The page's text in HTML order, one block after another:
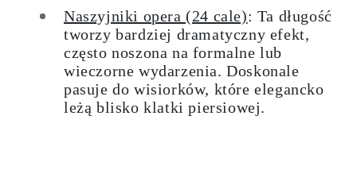
Naszyjniki opera (24 cale): Ta długość
tworzy bardziej dramatyczny efekt,
często noszona na formalne lub
wieczorne wydarzenia. Doskonale
pasuje do wisiorków, które elegancko
leżą blisko klatki piersiowej.